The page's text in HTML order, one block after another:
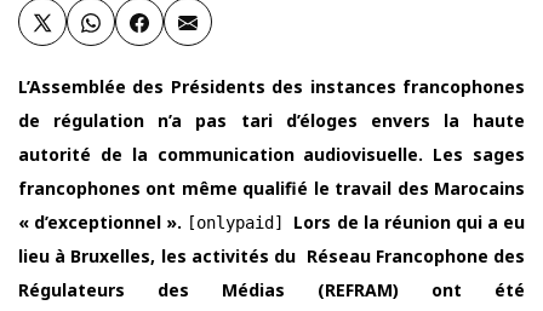
L’Assemblée des Présidents des instances francophones
de régulation n’a pas tari d’éloges envers la haute
autorité de la communication audiovisuelle. Les sages
francophones ont même qualifié le travail des Marocains
« d’exceptionnel ». [onlypaid] Lors de la réunion qui a eu
lieu à Bruxelles, les activités du Réseau Francophone des
Régulateurs des Médias (REFRAM) ont été